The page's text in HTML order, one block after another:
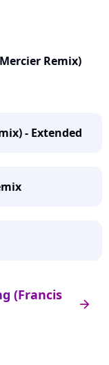
Remix)
- Extended
arrow_right
(Francis